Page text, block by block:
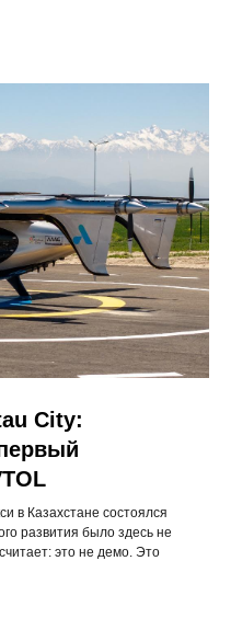
City:
в Казахстане состоялся
развития было здесь не
это не демо. Это